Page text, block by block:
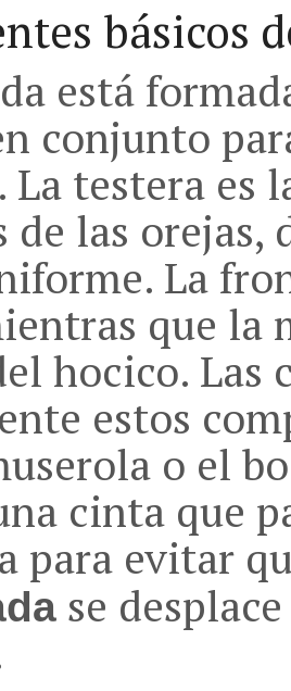
básicos
está
conjunto
La testera es
de las
La
que la
hocico. Las
estos
o el
cinta que
para evitar
se